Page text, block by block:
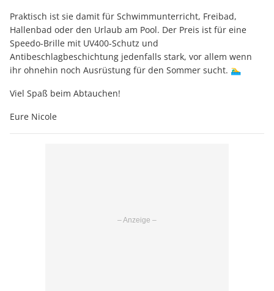
Praktisch ist sie damit für Schwimmunterricht, Freibad,
Hallenbad oder den Urlaub am Pool. Der Preis ist für eine
Speedo-Brille mit UV400-Schutz und
Antibeschlagbeschichtung jedenfalls stark, vor allem wenn
ihr ohnehin noch Ausrüstung für den Sommer sucht. 🏊‍♂️
Viel Spaß beim Abtauchen!
Eure Nicole